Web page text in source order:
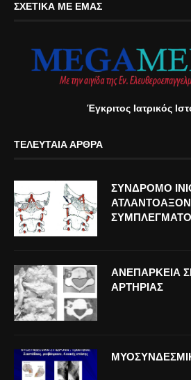
ΣΧΕΤΙΚΆ ΜΕ ΕΜΆΣ
Έγκριτος Ιατρικός
ΤΕΛΕΥΤΑΊΑ ΆΡΘΡΑ
ΣΥΝΔΡΟΜΟ
ΑΝΕΠΑΡΚΕΙΑ
ΑΡΤΗΡΙΑΣ